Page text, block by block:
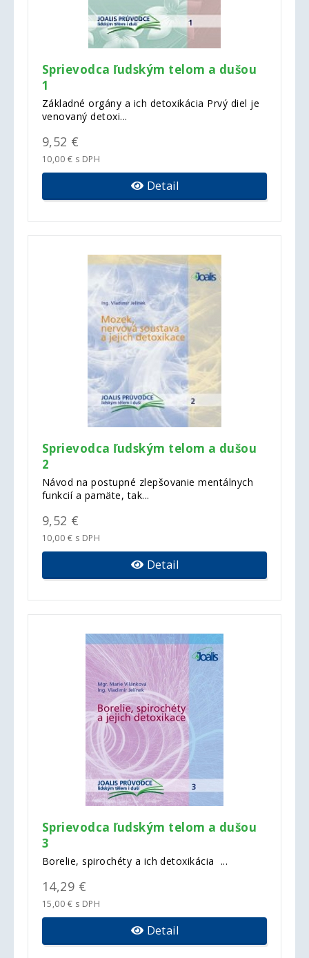
Sprievodca ľudským telom a dušou
1
Základné orgány a ich detoxikácia Prvý diel je
venovaný detoxi...
9,52 €
10,00 € s DPH
Detail
Sprievodca ľudským telom a dušou
2
Návod na postupné zlepšovanie mentálnych
funkcií a pamäte, tak...
9,52 €
10,00 € s DPH
Detail
Sprievodca ľudským telom a dušou
3
Borelie, spirochéty a ich detoxikácia ...
14,29 €
15,00 € s DPH
Detail